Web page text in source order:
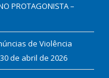
PROTAGONISTA –
de Violência
30 de abril de 2026